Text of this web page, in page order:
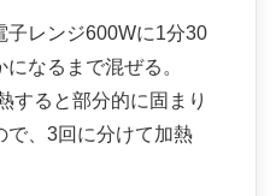
子レンジ600Wに1分30
なるまで混ぜる。
ると部分的に固まり
で、3回に分けて加熱